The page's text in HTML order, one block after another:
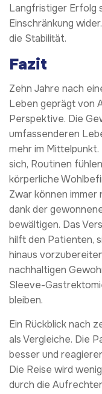
Langfristiger Erfolg
Einschränkung
die Stabilität.
Fazit
Zehn Jahre nach
Leben geprägt von
Perspektive. Die
umfassenderen
mehr im
sich, Routinen
körperliche
Zwar können
dank der
bewältigen. Das
hilft den Patienten,
hinaus
nachhaltigen
Sleeve-
bleiben.
Ein Rückblick nach
als Vergleiche. Die
besser und
Die Reise wird
durch die